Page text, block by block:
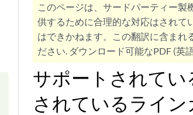
このページは、サードパーティー
供するために合理的な対応はされて
はできかねます。この翻訳に含まれ
ださい. ダウンロード可能なPDF (英
サポートされてい
されているライン